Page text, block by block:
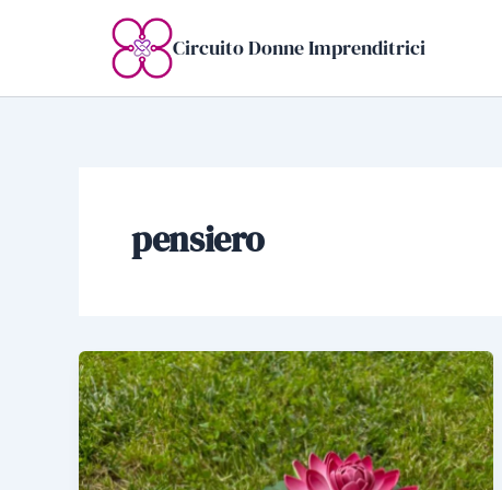
Circuito Donne Imprenditrici
pensiero